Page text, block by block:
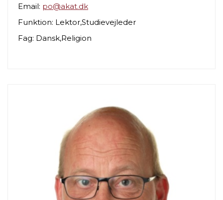
Email: po@akat.dk
Funktion: Lektor,Studievejleder
Fag: Dansk,Religion